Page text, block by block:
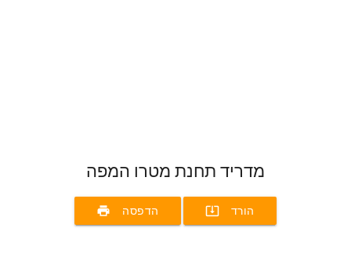
מדריד תחנת מטרו המפה
print הדפסה system_update_alt הורד